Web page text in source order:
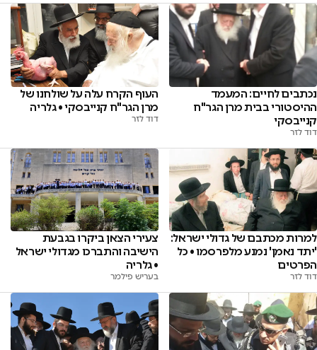
נכתבים לחיים: המעמד
ההיסטורי בבית מרן הגר"ח
קנייבסקי
דוד לזר
העוף הקרח עלה על שולחנו של
מרן הגר"ח קנייבסקי • גלריה
דוד לזר
למרות מכתבם של גדולי ישראל:
'יתד נאמן' נמנע מלפרסמו • כל
הפרטים
דוד לזר
צעירי הצאן ביקרו בגבעת
הישיבה והתברכו מגדולי ישראל
• גלריה
בעריש פילמר